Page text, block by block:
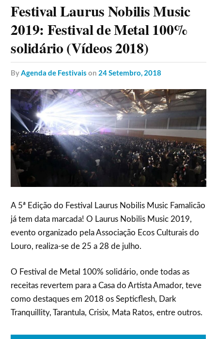
Festival Laurus Nobilis Music
2019: Festival de Metal 100%
solidário (Vídeos 2018)
byAgenda de Festivais on 24 Setembro, 2018
A 5ª Edição do Festival Laurus Nobilis Music Famalicão
já tem data marcada! O Laurus Nobilis Music 2019,
evento organizado pela Associação Ecos Culturais do
Louro, realiza-se de 25 a 28 de julho.
O Festival de Metal 100% solidário, onde todas as
receitas revertem para a Casa do Artista Amador, teve
como destaques em 2018 os Septicflesh, Dark
Tranquillity, Tarantula, Crisix, Mata Ratos, entre outros.